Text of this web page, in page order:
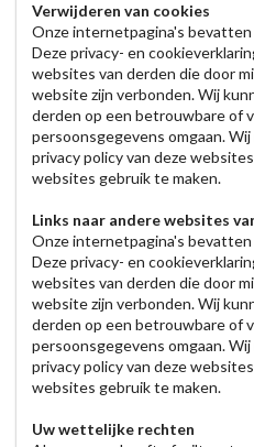
Verwijderen van cookies
Onze internetpagina's
Deze privacy- en
websites van derden die door
website zijn verbonden. Wij
derden op een betrouwbare of
persoonsgegevens omgaan.
privacy policy van deze
websites gebruik te maken.
Links naar andere websites
Onze internetpagina's
Deze privacy- en
websites van derden die door
website zijn verbonden. Wij
derden op een betrouwbare of
persoonsgegevens omgaan.
privacy policy van deze
websites gebruik te maken.
Uw wettelijke rechten